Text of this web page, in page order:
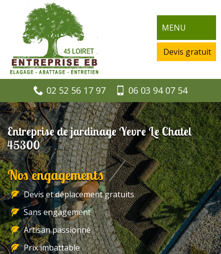
MENU
Devis gratuit
02 52 56 17 97 06 03 94 07 54
Entreprise de jardinage Yevre Le Chatel
45300
Nos engagements
Devis et déplacement gratuits
Sans engagement
Artisan passionné
Prix imbattable